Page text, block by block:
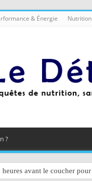
& Énergie
?
avant le coucher